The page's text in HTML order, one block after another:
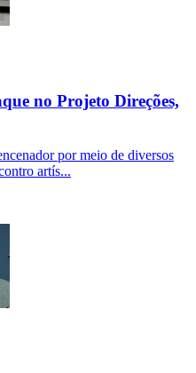
no Projeto Direções,
por meio de diversos
artís...